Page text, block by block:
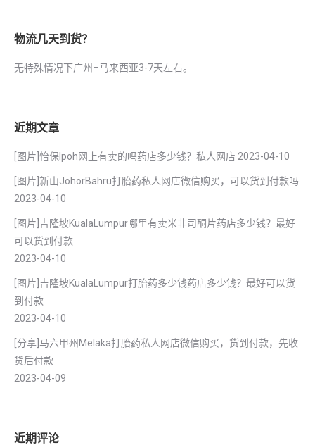
物流几天到货？
无特殊情况下广州–马来西亚3-7天左右。
近期文章
[图片]怡保lpoh网上有卖的吗药店多少钱？私人网店 2023-04-10
[图片]新山JohorBahru打胎药私人网店微信购买，可以货到付款吗
2023-04-10
[图片]吉隆坡KualaLumpur哪里有卖米非司酮片药店多少钱？最好
可以货到付款
2023-04-10
[图片]吉隆坡KualaLumpur打胎药多少钱药店多少钱？最好可以货
到付款
2023-04-10
[分享]马六甲州Melaka打胎药私人网店微信购买，货到付款，先收
货后付款
2023-04-09
近期评论